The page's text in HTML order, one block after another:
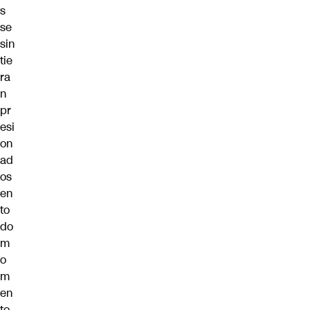
s
se
sin
tie
ra
n
pr
esi
on
ad
os
en
to
do
m
o
m
en